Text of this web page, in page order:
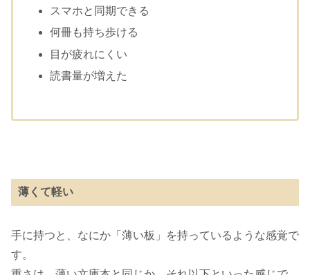
スマホと同期できる
何冊も持ち歩ける
目が疲れにくい
読書量が増えた
薄くて軽い
手に持つと、なにか「薄い板」を持っているような感覚で
す。